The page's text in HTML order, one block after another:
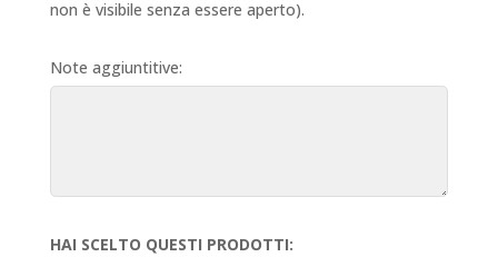
non è visibile senza essere aperto).
Note aggiuntitive:
HAI SCELTO QUESTI PRODOTTI: